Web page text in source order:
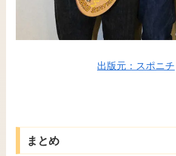
出版元：スポニチ
まとめ